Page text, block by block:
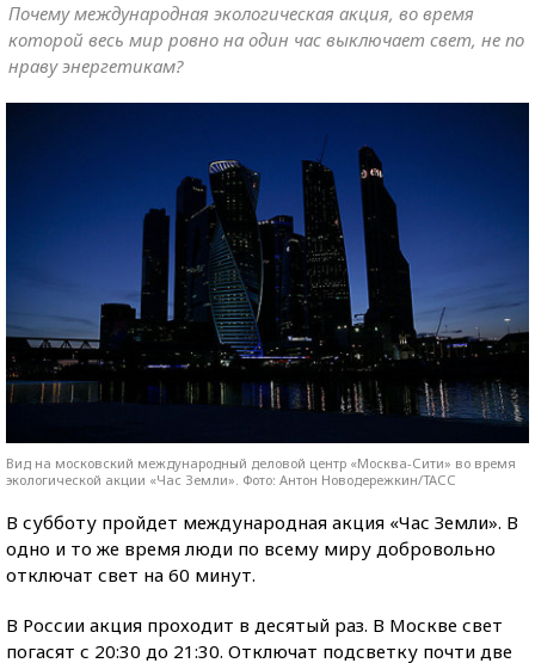
Почему международная экологическая акция, во время
которой весь мир ровно на один час выключает свет, не по
нраву энергетикам?
Вид на московский международный деловой центр «Москва-Сити» во время
экологической акции «Час Земли». Фото: Антон Новодережкин/ТАСС
В субботу пройдет международная акция «Час Земли». В
одно и то же время люди по всему миру добровольно
отключат свет на 60 минут.
В России акция проходит в десятый раз. В Москве свет
погасят с 20:30 до 21:30. Отключат подсветку почти две